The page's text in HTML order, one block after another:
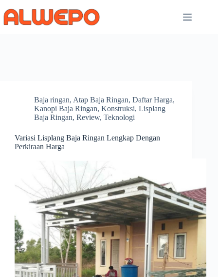
to
content
Baja ringan, Atap Baja Ringan, Daftar Harga,
Kanopi Baja Ringan, Konstruksi, Lisplang
Baja Ringan, Review, Teknologi
Variasi Lisplang Baja Ringan Lengkap Dengan
Perkiraan Harga